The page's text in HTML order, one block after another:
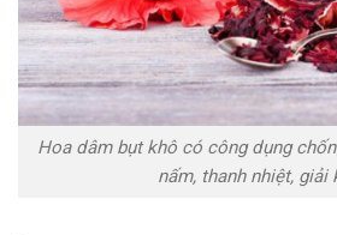
Hoa dâm bụt khô có công dụng
nấm, thanh nhiệt, giải